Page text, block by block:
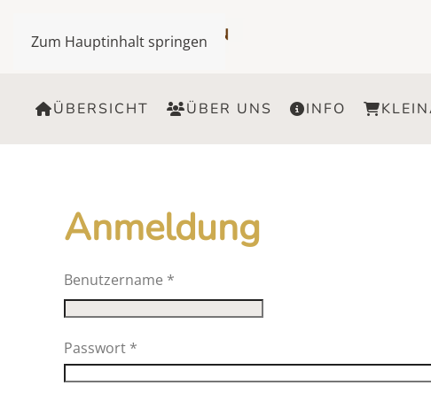
Zum Hauptinhalt springen
ÜBERSICHT ÜBER UNS INFO
Anmeldung
Benutzername *
Passwort *